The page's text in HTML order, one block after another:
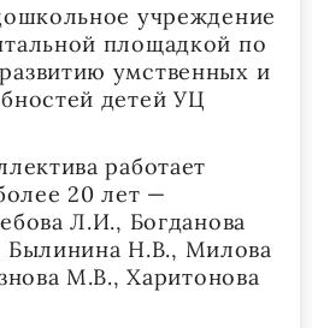
учреждение
площадкой по
умственных и
детей УЦ
работает
20 лет —
Л.И., Богданова
Былинина Н.В., Милова
М.В., Харитонова